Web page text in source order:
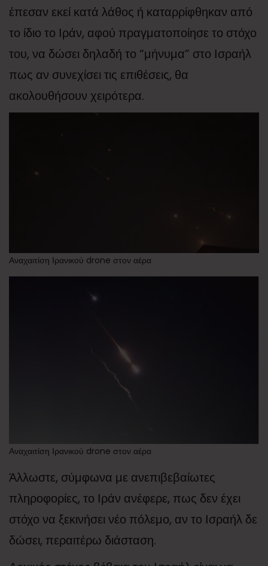
έπεσαν εκεί κατά λάθος ή καταρρίφθηκαν από
το ίδιο το Ιράν, αφού πραγματοποίησε το στόχο
του, να δώσει δηλαδή το “μήνυμα” στο Ισραήλ
πως αν συνεχίσει τις επιθέσεις, θα
ακολουθήσουν χειρότερα.
Αναχαιτίση Ιρανικού drone στον αέρα
Αναχαιτίση Ιρανικού drone στον αέρα
Άλλωστε, σύμφωνα με ανεπιβεβαίωτες
πληροφορίες, το Ιράν ανέφερε, πως δεν έχει
στόχο να ξεκινήσει νέο πόλεμο, αν το Ισραήλ δε
δώσει, περαιτέρω διάσταση.